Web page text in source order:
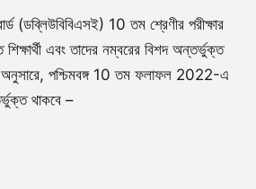
(ডব্লিউবিবিএসই) 10 তম শ্রেণীর পরীক্ষার
শিক্ষার্থী এবং তাদের নম্বরের বিশদ অন্তর্ভুক্ত
অনুসারে, পশ্চিমবঙ্গ 10 তম ফলাফল 2022-এ
থাকবে –